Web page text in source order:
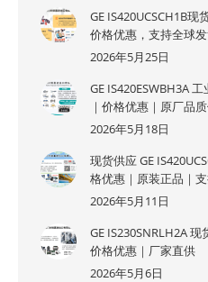
GE IS420UCSCH1B
价格优惠，支持全球
2026年5月25日
GE IS420ESWBH3A
｜价格优惠｜原厂品
2026年5月18日
现货供应 GE
格优惠｜原装正品｜
2026年5月11日
GE IS230SNRLH2A
价格优惠｜厂家直供
2026年5月6日